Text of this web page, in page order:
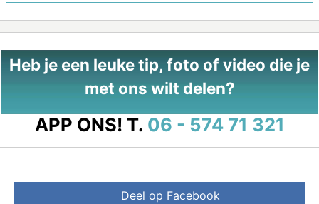
Heb je een leuke tip, foto of video die je
met ons wilt delen?
APP ONS! T. 06 - 574 71 321
Deel op Facebook